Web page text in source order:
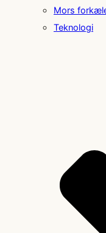
Mors
Teknologi